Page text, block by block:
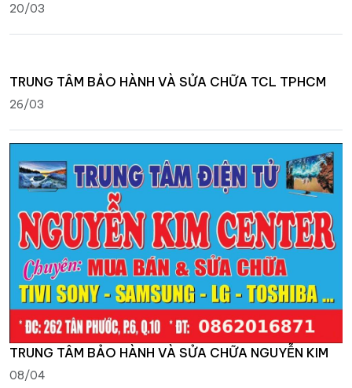
20/03
TRUNG TÂM BẢO HÀNH VÀ SỬA CHỮA TCL TPHCM
26/03
TRUNG TÂM BẢO HÀNH VÀ SỬA CHỮA NGUYỄN KIM
08/04